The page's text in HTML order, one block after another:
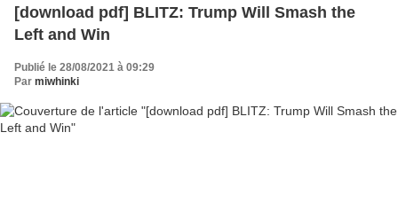
[download pdf] BLITZ: Trump Will Smash the
Left and Win
Publié le 28/08/2021 à 09:29
Par miwhinki